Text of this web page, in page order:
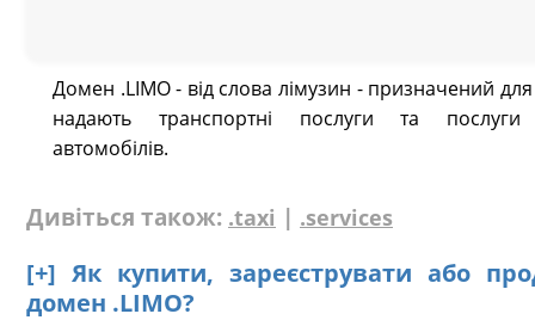
Домен .LIMO - від слова лімузин - призначений для
надають транспортні послуги та
автомобілів.
Дивіться також: .taxi | .services
[+] Як купити, зареєструвати або
домен .LIMO?